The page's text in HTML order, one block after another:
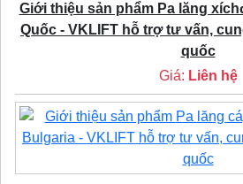
Giới thiệu sản phẩm Pa lăng
Quốc - VKLIFT hỗ trợ tư vấn,
quốc
Giá: Liên hệ